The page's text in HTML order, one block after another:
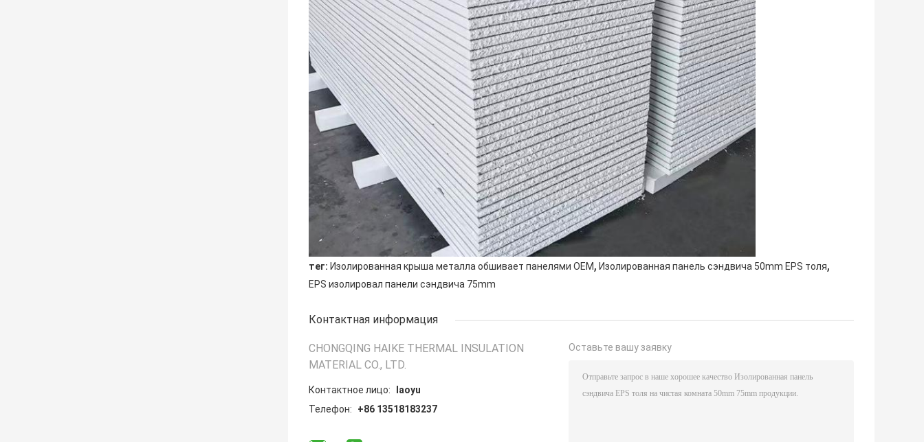
тег: Изолированная крыша металла обшивает панелями OEM, Изолированная панель сэндвича 50mm EPS толя,
EPS изолировал панели сэндвича 75mm
Контактная информация
CHONGQING HAIKE THERMAL INSULATION
MATERIAL CO., LTD.
Контактное лицо:
laoyu
Телефон:
+86 13518183237
Оставьте вашу заявку